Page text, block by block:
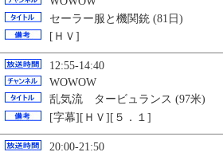
セーラー服と機関銃 (81日)
[ＨＶ]
12:55-14:40
WOWOW
乱気流 タービュランス (97米)
[字幕][ＨＶ][５．１]
20:00-21:50